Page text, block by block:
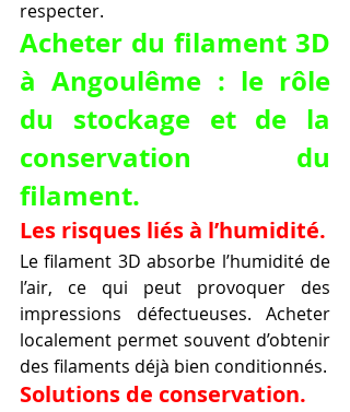
respecter.
Acheter du filament 3D
à Angoulême : le rôle
du stockage et de la
conservation du
filament.
Les risques liés à l’humidité.
Le filament 3D absorbe l’humidité de
l’air, ce qui peut provoquer des
impressions défectueuses. Acheter
localement permet souvent d’obtenir
des filaments déjà bien conditionnés.
Solutions de conservation.